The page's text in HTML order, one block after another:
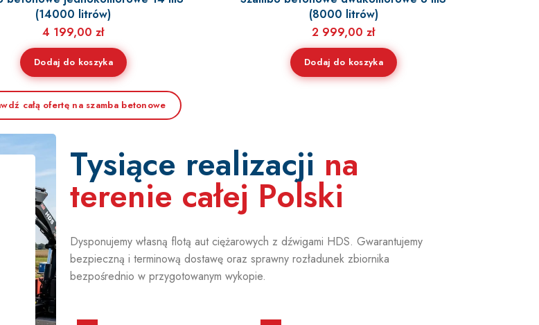
(14000 litrów)
4 199,00zł
Dodaj do koszyka
(8000 litrów)
2 999,00zł
Dodaj do koszyka
całą ofertę na szamba betonowe
Tysiące realizacji na
terenie całej Polski
Dysponujemy własną flotą aut ciężarowych z dźwigami HDS. Gwarantujemy
bezpieczną i terminową dostawę oraz sprawny rozładunek zbiornika
bezpośrednio w przygotowanym wykopie.